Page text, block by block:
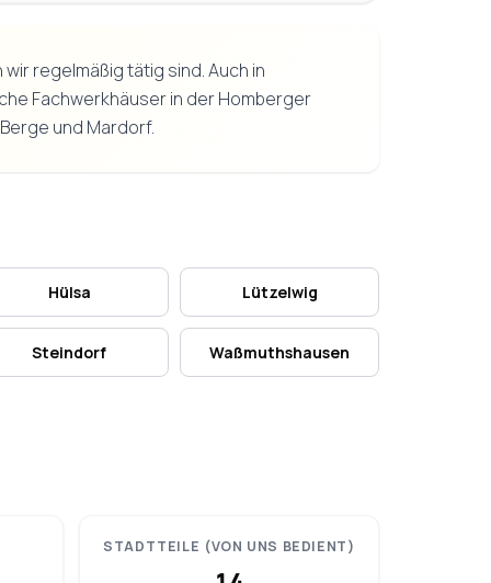
regelmäßig tätig sind. Auch in
Fachwerkhäuser in der Homberger
und Mardorf.
Hülsa Lützelwig
Steindorf Waßmuthshausen
STADTTEILE (VON UNS BEDIENT)